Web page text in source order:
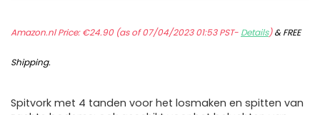
Amazon.nl Price:€24.90(as of 07/04/2023 01:53 PST- Details)&FREE
Shipping.
Spitvork met 4 tanden voor het losmaken en spitten van